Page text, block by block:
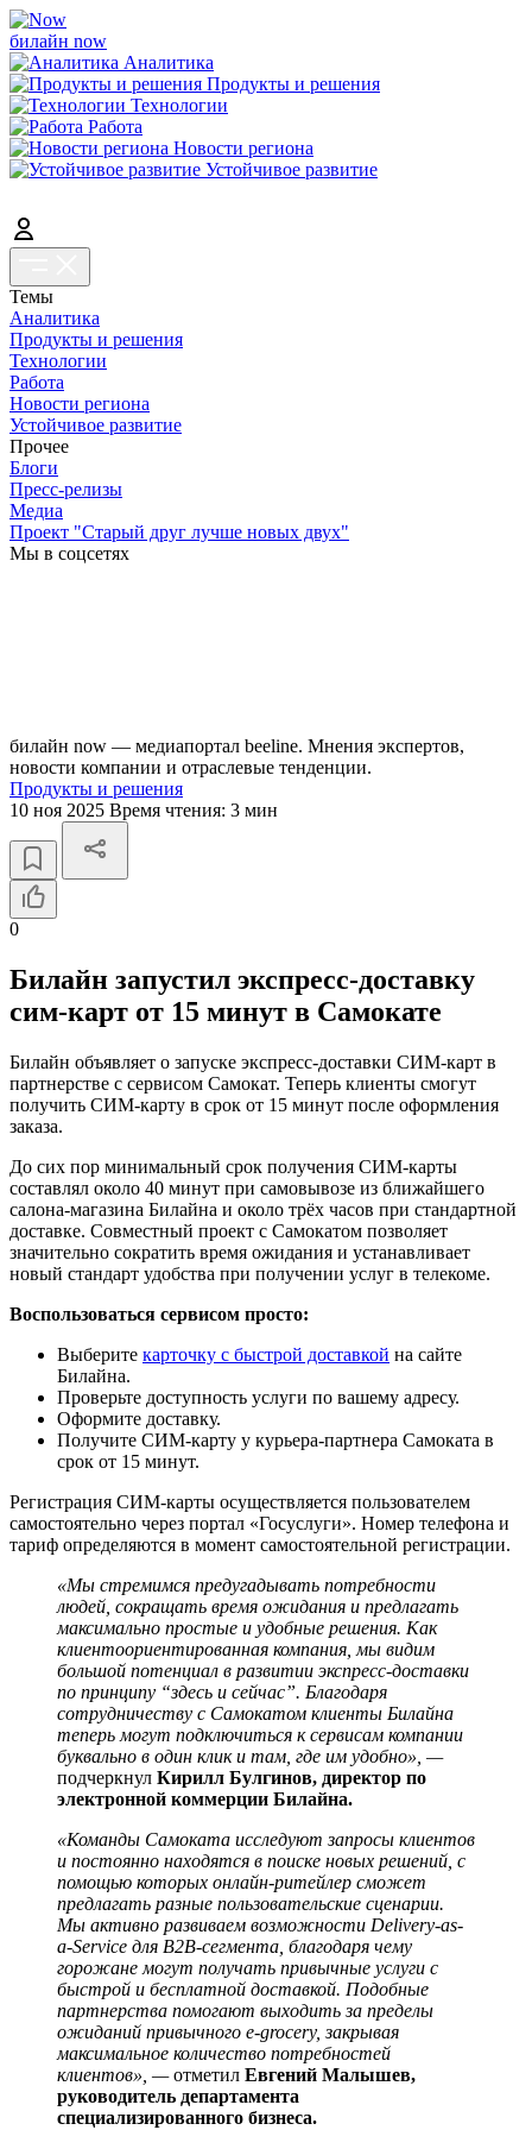
билайн now
Аналитика
Продукты и решения
Технологии
Работа
Новости региона
Устойчивое развитие
Темы
Аналитика
Продукты и решения
Технологии
Работа
Новости региона
Устойчивое развитие
Прочее
Блоги
Пресс-релизы
Медиа
Проект "Старый друг лучше новых двух"
Мы в соцсетях
билайн now — медиапортал beeline. Мнения экспертов,
новости компании и отраслевые тенденции.
Продукты и решения
10 ноя 2025 Время чтения: 3 мин
0
Билайн запустил экспресс-доставку
сим-карт от 15 минут в Самокате
Билайн объявляет о запуске экспресс-доставки СИМ-карт в
партнерстве с сервисом Самокат. Теперь клиенты смогут
получить СИМ-карту в срок от 15 минут после оформления
заказа.
До сих пор минимальный срок получения СИМ-карты
составлял около 40 минут при самовывозе из ближайшего
салона-магазина Билайна и около трёх часов при стандартной
доставке. Совместный проект с Самокатом позволяет
значительно сократить время ожидания и устанавливает
новый стандарт удобства при получении услуг в телекоме.
Воспользоваться сервисом просто:
Выберите карточку с быстрой доставкой на сайте
Билайна.
Проверьте доступность услуги по вашему адресу.
Оформите доставку.
Получите СИМ-карту у курьера-партнера Самоката в
срок от 15 минут.
Регистрация СИМ-карты осуществляется пользователем
самостоятельно через портал «Госуслуги». Номер телефона и
тариф определяются в момент самостоятельной регистрации.
«Мы стремимся предугадывать потребности
людей, сокращать время ожидания и предлагать
максимально простые и удобные решения. Как
клиентоориентированная компания, мы видим
большой потенциал в развитии экспресс-доставки
по принципу “здесь и сейчас”. Благодаря
сотрудничеству с Самокатом клиенты Билайна
теперь могут подключиться к сервисам компании
буквально в один клик и там, где им удобно», —
подчеркнул Кирилл Булгинов, директор по
электронной коммерции Билайна.
«Команды Самоката исследуют запросы клиентов
и постоянно находятся в поиске новых решений, с
помощью которых онлайн-ритейлер сможет
предлагать разные пользовательские сценарии.
Мы активно развиваем возможности Delivery-as-
a-Service для B2B-сегмента, благодаря чему
горожане могут получать привычные услуги с
быстрой и бесплатной доставкой. Подобные
партнерства помогают выходить за пределы
ожиданий привычного e-grocery, закрывая
максимальное количество потребностей
клиентов», —отметил Евгений Малышев,
руководитель департамента
специализированного бизнеса.